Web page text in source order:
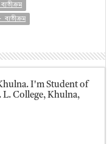
ব্যতীক্রম
I'm Student of
College, Khulna,